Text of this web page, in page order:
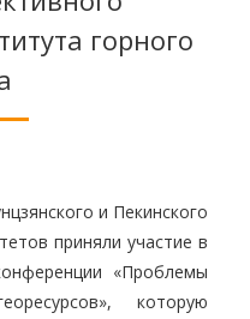
горного
и Пекинского
приняли участие в
«Проблемы
которую